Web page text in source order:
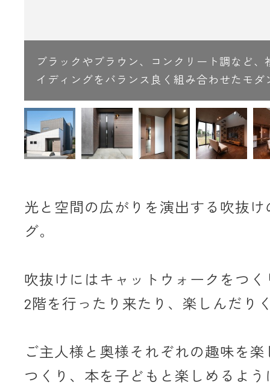
ブラックやブラウン、コンクリート調など、
イディングをバランス良く組み合わせたモダ
光と空間の広がりを演出する吹抜
グ。
吹抜けにはキャットウォークをつく
2階を行ったり来たり、楽しんだり
ご主人様と奥様それぞれの趣味を
つくり、本を子どもと楽しめるよ